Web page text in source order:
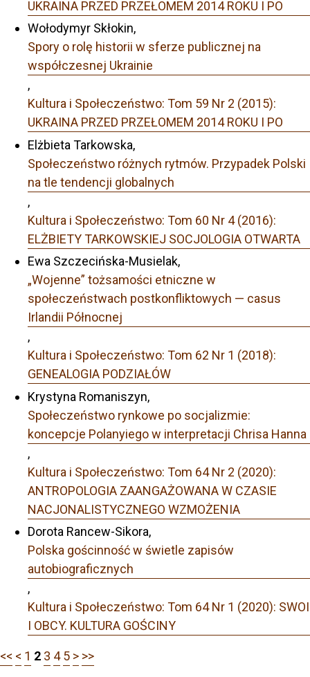
UKRAINA PRZED PRZEŁOMEM 2014 ROKU I PO
Wołodymyr Skłokin,
Spory o rolę historii w sferze publicznej na
współczesnej Ukrainie
,
Kultura i Społeczeństwo: Tom 59 Nr 2 (2015):
UKRAINA PRZED PRZEŁOMEM 2014 ROKU I PO
Elżbieta Tarkowska,
Społeczeństwo różnych rytmów. Przypadek Polski
na tle tendencji globalnych
,
Kultura i Społeczeństwo: Tom 60 Nr 4 (2016):
ELŻBIETY TARKOWSKIEJ SOCJOLOGIA OTWARTA
Ewa Szczecińska-Musielak,
„Wojenne” tożsamości etniczne w
społeczeństwach postkonfliktowych — casus
Irlandii Północnej
,
Kultura i Społeczeństwo: Tom 62 Nr 1 (2018):
GENEALOGIA PODZIAŁÓW
Krystyna Romaniszyn,
Społeczeństwo rynkowe po socjalizmie:
koncepcje Polanyiego w interpretacji Chrisa Hanna
,
Kultura i Społeczeństwo: Tom 64 Nr 2 (2020):
ANTROPOLOGIA ZAANGAŻOWANA W CZASIE
NACJONALISTYCZNEGO WZMOŻENIA
Dorota Rancew-Sikora,
Polska gościnność w świetle zapisów
autobiograficznych
,
Kultura i Społeczeństwo: Tom 64 Nr 1 (2020): SWOI
I OBCY. KULTURA GOŚCINY
<< < 1 2 3 4 5 > >>